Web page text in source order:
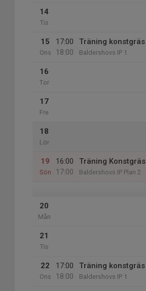
14
Tis
15
Ons
17:00
18:00
Träning konstgräs
Baldershovs IP 1
16
Tor
17
Fre
18
Lör
19
Sön
16:00
17:00
Träning Konstgräs
Baldershovs IP Plan 2
20
Mån
21
Tis
22
Ons
17:00
18:00
Träning konstgräs
Baldershovs IP 1